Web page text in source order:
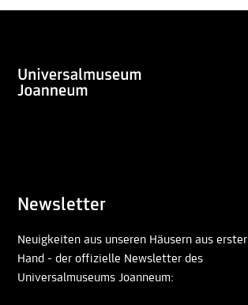
Newsletter
Neuigkeiten aus unseren Häusern aus erster
Hand - der offizielle Newsletter des
Universalmuseums Joanneum: